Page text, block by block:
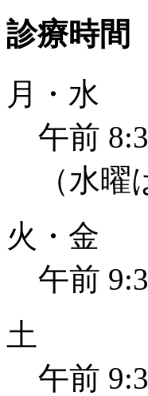
診療時間
月・水
午前
（水
火・金
午前
土
午前